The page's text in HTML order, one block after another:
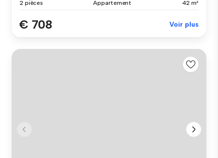
2 pièces Appartement 42 m²
€ 708 Voir plus